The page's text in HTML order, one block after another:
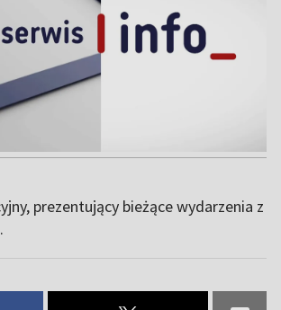
prezentujący bieżące wydarzenia z